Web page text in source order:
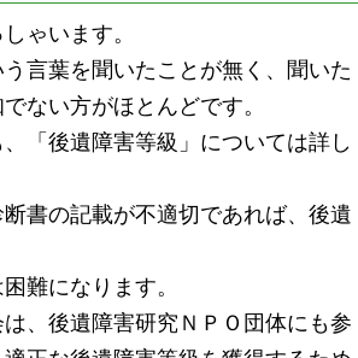
ゃいます。
言葉を聞いたことが無く、聞いた
ない方がほとんどです。
「後遺障害等級」については詳し
書の記載が不適切であれば、後遺
難になります。
、後遺障害研究ＮＰＯ団体にも参